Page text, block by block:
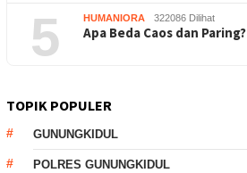
5 HUMANIORA 322086 Dilihat
Apa Beda Caos dan Paring?
TOPIK POPULER
GUNUNGKIDUL
POLRES GUNUNGKIDUL